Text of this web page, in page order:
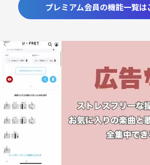
プレミアム会員の機能一覧は